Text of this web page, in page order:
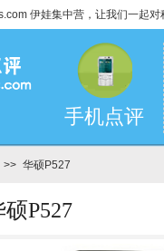
伊娃集中营，让我们一起
手机点评
>> 华硕P527
P527